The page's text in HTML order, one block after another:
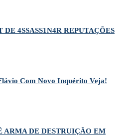
4SSASS1N4R REPUTAÇÕES
Com Novo Inquérito Veja!
ARMA DE DESTRUIÇÃO EM